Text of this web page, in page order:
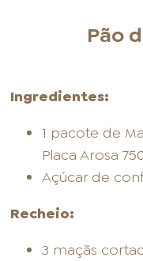
Pão
Ingredientes:
1 pacote de
Placa Arosa
Açúcar de
Recheio:
3 maçãs